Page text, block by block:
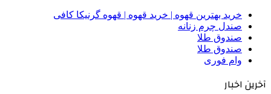
خرید بهترین قهوه | خرید قهوه | قهوه گرنیکا کافی
صندل چرم زنانه
صندوق طلا
صندوق طلا
وام فوری
آخرین اخبار